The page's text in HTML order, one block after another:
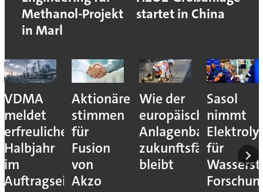
Methanol-Projekt
in Marl
startet in China
VDMA
meldet
erfreuliches
Halbjahr
im
Auftragseingang
Aktionäre
stimmen
für
Fusion
von
Akzo
Wie der
europäische
Anlagenbau
zukunftsfähig
bleibt
Sasol
nimmt
für